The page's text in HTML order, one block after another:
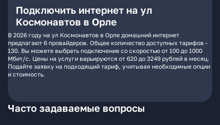
Подключить интернет на ул
Космонавтов в Орле
В 2026 году на ул Космонавтов в Орле домашний интернет
предлагают 6 провайдеров. Общее количество доступных тарифов -
130. Вы можете выбрать подключение со скоростью от 100 до 1000
Мбит/с. Цены на услуги варьируются от 620 до 3249 рублей в месяц.
Подайте заявку на подходящий тариф, учитывая необходимые опции
и стоимость.
Часто задаваемые вопросы